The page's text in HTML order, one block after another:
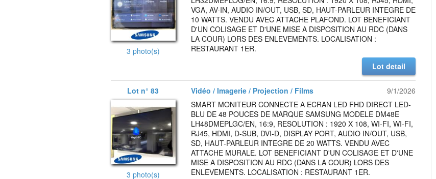
3 photo(s)
VGA, AV-IN, AUDIO IN/OUT, USB, SD, HAUT-PARLEUR INTEGRE DE
10 WATTS. VENDU AVEC ATTACHE PLAFOND. LOT BENEFICIANT
D'UN COLISAGE ET D'UNE MISE A DISPOSITION AU RDC (DANS
LA COUR) LORS DES ENLEVEMENTS. LOCALISATION :
RESTAURANT 1ER.
Lot detail
Lot n° 83 Vidéo / Imagerie / Projection / Films 9/1/2026
3 photo(s)
SMART MONITEUR CONNECTE A ECRAN LED FHD DIRECT LED-
BLU DE 48 POUCES DE MARQUE SAMSUNG MODELE DM48E
LH48DMEPLGC/EN, 16:9, RESOLUTION : 1920 X 108, WI-FI, WI-FI,
RJ45, HDMI, D-SUB, DVI-D, DISPLAY PORT, AUDIO IN/OUT, USB,
SD, HAUT-PARLEUR INTEGRE DE 20 WATTS. VENDU AVEC
ATTACHE MURALE. LOT BENEFICIANT D'UN COLISAGE ET D'UNE
MISE A DISPOSITION AU RDC (DANS LA COUR) LORS DES
ENLEVEMENTS. LOCALISATION : RESTAURANT 1ER.